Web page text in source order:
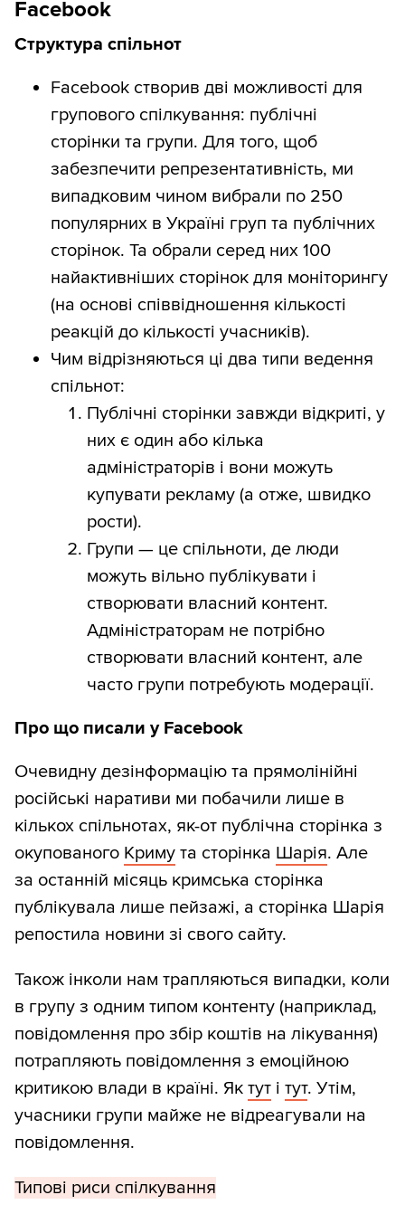
Facebook
Структура спільнот
Facebook створив дві можливості для
групового спілкування: публічні
сторінки та групи. Для того, щоб
забезпечити репрезентативність, ми
випадковим чином вибрали по 250
популярних в Україні груп та публічних
сторінок. Та обрали серед них 100
найактивніших сторінок для моніторингу
(на основі співвідношення кількості
реакцій до кількості учасників).
Чим відрізняються ці два типи ведення
спільнот:
Публічні сторінки завжди відкриті, у
них є один або кілька
адміністраторів і вони можуть
купувати рекламу (а отже, швидко
рости).
Групи — це спільноти, де люди
можуть вільно публікувати і
створювати власний контент.
Адміністраторам не потрібно
створювати власний контент, але
часто групи потребують модерації.
Про що писали у Facebook
Очевидну дезінформацію та прямолінійні
російські наративи ми побачили лише в
кількох спільнотах, як-от публічна сторінка з
окупованого Криму та сторінка Шарія. Але
за останній місяць кримська сторінка
публікувала лише пейзажі, а сторінка Шарія
репостила новини зі свого сайту.
Також інколи нам трапляються випадки, коли
в групу з одним типом контенту (наприклад,
повідомлення про збір коштів на лікування)
потрапляють повідомлення з емоційною
критикою влади в країні. Як тут і тут. Утім,
учасники групи майже не відреагували на
повідомлення.
Типові риси спілкування